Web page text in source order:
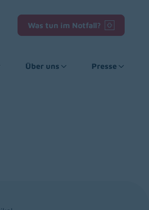
Was tun im Notfall?
Über uns Presse